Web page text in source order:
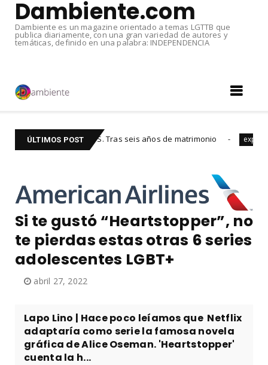
Dambiente.com
Dambiente es un magazine orientado a temas LGTTB que
publica diariamente, con una gran variedad de autores y
temáticas, definido en una palabra: INDEPENDENCIA
ÚLTIMOS POST
Tras seis años de matrimonio experiencias Sexo Oral:
Si te gustó “Heartstopper”, no
te pierdas estas otras 6 series
adolescentes LGBT+
abril 27, 2022
Lapo Lino | Hace poco leíamos que Netflix
adaptaría como serie la famosa novela
gráfica de Alice Oseman. 'Heartstopper'
cuenta la h...